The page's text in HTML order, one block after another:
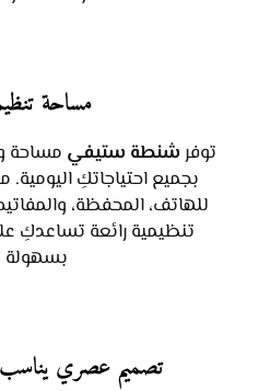
مساحة
توفرشنطة ستيفي مساحة
بجميع احتياجاتكِ
للهاتف، المحفظة،
تنظيمية رائعة تساعدكِ
بسهولة
تصميم عصري